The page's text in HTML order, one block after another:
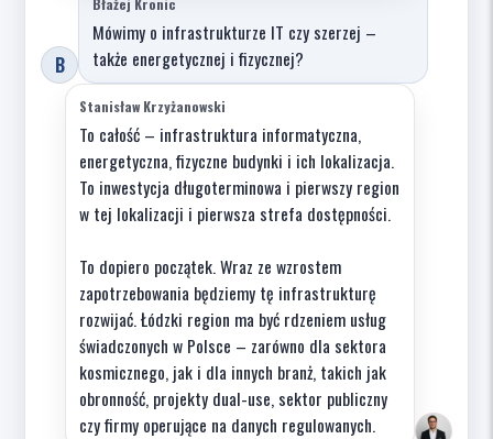
B
Mówimy o infrastrukturze IT czy szerzej –
także energetycznej i fizycznej?
Stanisław Krzyżanowski
To całość – infrastruktura informatyczna,
energetyczna, fizyczne budynki i ich lokalizacja.
To inwestycja długoterminowa i pierwszy region
w tej lokalizacji i pierwsza strefa dostępności.
To dopiero początek. Wraz ze wzrostem
zapotrzebowania będziemy tę infrastrukturę
rozwijać. Łódzki region ma być rdzeniem usług
świadczonych w Polsce – zarówno dla sektora
kosmicznego, jak i dla innych branż, takich jak
obronność, projekty dual-use, sektor publiczny
czy firmy operujące na danych regulowanych.